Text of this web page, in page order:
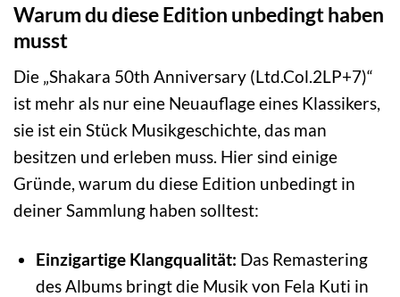
Warum du diese Edition unbedingt haben
musst
Die „Shakara 50th Anniversary (Ltd.Col.2LP+7)“
ist mehr als nur eine Neuauflage eines Klassikers,
sie ist ein Stück Musikgeschichte, das man
besitzen und erleben muss. Hier sind einige
Gründe, warum du diese Edition unbedingt in
deiner Sammlung haben solltest:
Einzigartige Klangqualität: Das Remastering
des Albums bringt die Musik von Fela Kuti in